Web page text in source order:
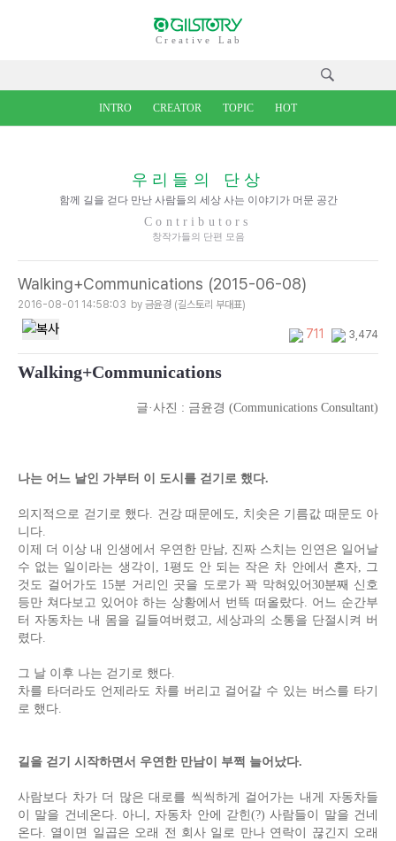
Creative Lab
INTRO CREATOR TOPIC HOT
우리들의 단상
함께 길을 걷다 만난 사람들의 세상 사는 이야기가 머문 공간
Contributors
창작가들의 단편 모음
Walking+Communications (2015-06-08)
2016-08-01 14:58:03 by 금윤경 (길스토리 부대표)
711 3,474
Walking+Communications
글·사진 : 금윤경 (Communications Consultant)
나는 어느 날인 가부터 이 도시를 걷기로 했다.
의지적으로 걷기로 했다. 건강 때문에도, 치솟은 기름값 때문도 아
니다.
이제 더 이상 내 인생에서 우연한 만남, 진짜 스치는 인연은 일어날
수 없는 일이라는 생각이, 1평도 안 되는 작은 차 안에서 혼자, 그
것도 걸어가도 15분 거리인 곳을 도로가 꽉 막혀있어30분째 신호
등만 쳐다보고 있어야 하는 상황에서 번뜩 떠올랐다. 어느 순간부
터 자동차는 내 몸을 길들여버렸고, 세상과의 소통을 단절시켜 버
렸다.
그 날 이후 나는 걷기로 했다.
차를 타더라도 언제라도 차를 버리고 걸어갈 수 있는 버스를 타기
로 했다.
길을 걷기 시작하면서 우연한 만남이 부쩍 늘어났다.
사람보다 차가 더 많은 대로를 씩씩하게 걸어가는 내게 자동차들
이 말을 건네온다. 아니, 자동차 안에 갇힌(?) 사람들이 말을 건네
온다. 열이면 일곱은 오래 전 회사 일로 만나 연락이 끊긴지 오래